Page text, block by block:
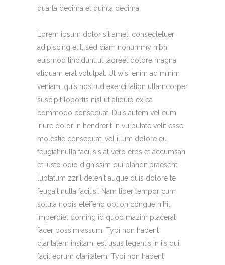
quarta decima et quinta decima.
Lorem ipsum dolor sit amet, consectetuer
adipiscing elit, sed diam nonummy nibh
euismod tincidunt ut laoreet dolore magna
aliquam erat volutpat. Ut wisi enim ad minim
veniam, quis nostrud exerci tation ullamcorper
suscipit lobortis nisl ut aliquip ex ea
commodo consequat. Duis autem vel eum
iriure dolor in hendrerit in vulputate velit esse
molestie consequat, vel illum dolore eu
feugiat nulla facilisis at vero eros et accumsan
et iusto odio dignissim qui blandit praesent
luptatum zzril delenit augue duis dolore te
feugait nulla facilisi. Nam liber tempor cum
soluta nobis eleifend option congue nihil
imperdiet doming id quod mazim placerat
facer possim assum. Typi non habent
claritatem insitam; est usus legentis in iis qui
facit eorum claritatem. Typi non habent